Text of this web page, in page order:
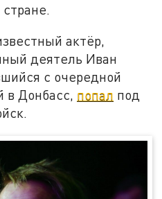
актёр,
деятель Иван
с очередной
в Донбасс, попал под